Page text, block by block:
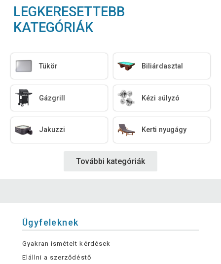
LEGKERESETTEBB
KATEGÓRIÁK
Tükör Biliárdasztal
Gázgrill Kézi súlyzó
Jakuzzi Kerti nyugágy
További kategóriák
Ügyfeleknek
Gyakran ismételt kérdések
Elállni a szerződéstő